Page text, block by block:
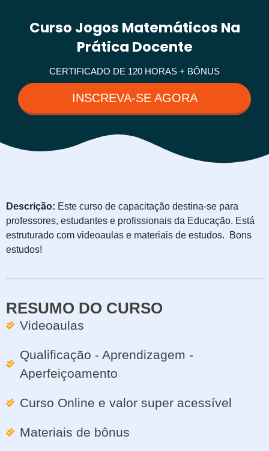
Curso Jogos Matemáticos Na
Prática Docente
CERTIFICADO DE 120 HORAS + BÔNUS
INSCREVA-SE AGORA
Descrição: Este curso de capacitação destina-se para
professores, estudantes e profissionais da Educação. Está
estruturado com videoaulas e materiais de estudos. Bons
estudos!
RESUMO DO CURSO
Videoaulas
Qualificação - Aprendizagem -
Aperfeiçoamento
Curso Online e valor super acessível
Materiais de bônus